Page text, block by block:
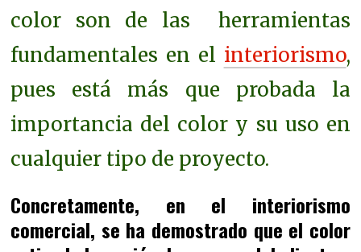
color son de las herramientas
fundamentales en el interiorismo,
pues está más que probada la
importancia del color y su uso en
cualquier tipo de proyecto.
Concretamente, en el interiorismo
comercial, se ha demostrado que el color